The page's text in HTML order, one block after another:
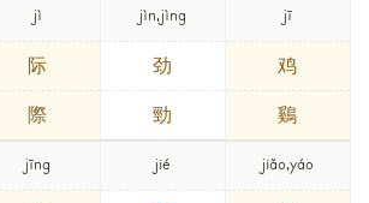
jì
际
際
jìn,jìng
劲
勁
jī
鸡
鷄
jīng jié jiǎo,yáo